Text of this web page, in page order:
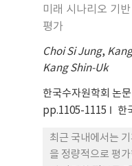
전망이 가능하도
적정 GCM
역의 유량을 전망
로 하여 유량해석
용하여 PRMS의
거기간
2055s, and 2085s)
는 RCP8.5 시나리
크게 나타났으며,
미래 시나리오 기
평가
Choi Si Jung,
Kang Shin-Uk
한국수자원학회 논
pp.1105-1115
한
최근 국내에서는
을 정량적으로 평